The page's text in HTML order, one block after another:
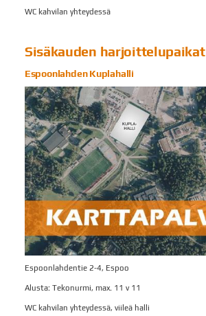
WC kahvilan yhteydessä
Sisäkauden harjoittelupaikat
Espoonlahden Kuplahalli
Espoonlahdentie 2-4, Espoo
Alusta: Tekonurmi, max. 11 v 11
WC kahvilan yhteydessä, viileä halli